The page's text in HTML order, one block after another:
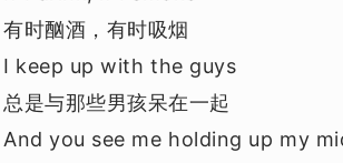
有时酗酒，有时吸烟
I keep up with the guys
总是与那些男孩呆在一起
And you see me holding up my